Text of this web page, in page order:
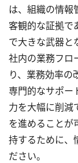
は、組織の情報
客観的な証拠で
で大きな武器と
社内の業務フロ
り、業務効率の
専門的なサポー
力を大幅に削減
を進めることが
持するために、
ださい。